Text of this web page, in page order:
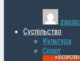
Суспільство
Культура
Спорт